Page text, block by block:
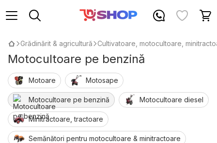
Grădinărit & agricultură Cultivatoare, motocultoare,
Motocultoare pe benzină
Motoare Motosape
Motocultoare pe benzină Motocultoare diesel
Minitractoare, tractoare
Semănători pentru motocultoare & minitractoare